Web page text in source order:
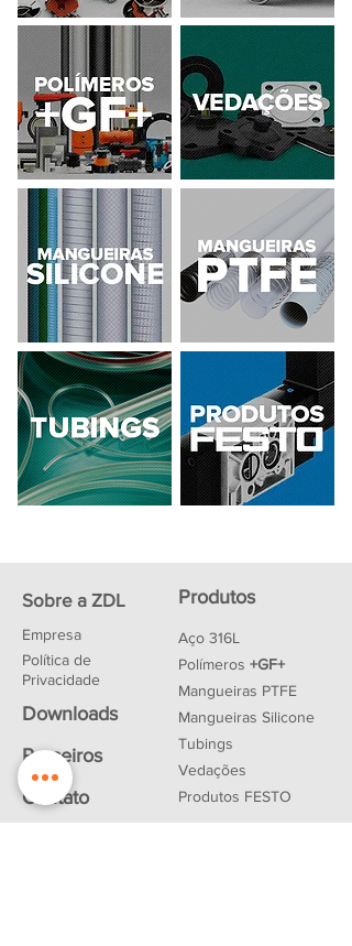
Sobre a ZDL
Empresa
Política de
Privacidade
Downloads
Parceiros
Contato
Produtos
Aço 316L
Polímeros +GF+
Mangueiras PTFE
Mangueiras Silicone
Tubings
Vedações
Produtos FESTO